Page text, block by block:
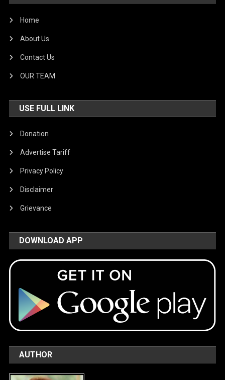
Home
About Us
Contact Us
OUR TEAM
USE FULL LINK
Donation
Advertise Tariff
Privacy Policy
Disclaimer
Grievance
DOWNLOAD APP
AUTHOR